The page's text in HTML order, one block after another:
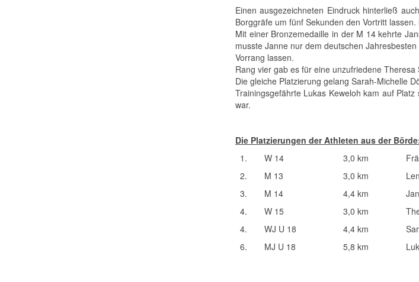
Einen ausgezeichneten Eindruck hinterließ
Borggräfe um fünf Sekunden den Vortritt
Mit einer Bronzemedaille in der M 14 kehrte
musste Janne nur dem deutschen
Vorrang lassen.
Rang vier gab es für eine unzufriedene
Die gleiche Platzierung gelang Sarah-Michelle
Trainingsgefährte Lukas Keweloh kam auf
war.
Die Platzierungen der Athleten aus der
1.
W 14 3,0 km
2.
M 13 3,0 km
3.
M 14 4,4 km
4.
W 15 3,0 km
4.
WJ U 18 4,4 km
6.
MJ U 18 5,8 km